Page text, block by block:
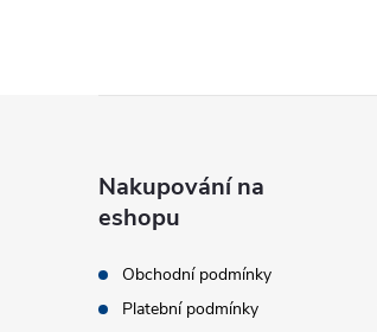
Nakupování na
eshopu
Obchodní podmínky
Platební podmínky